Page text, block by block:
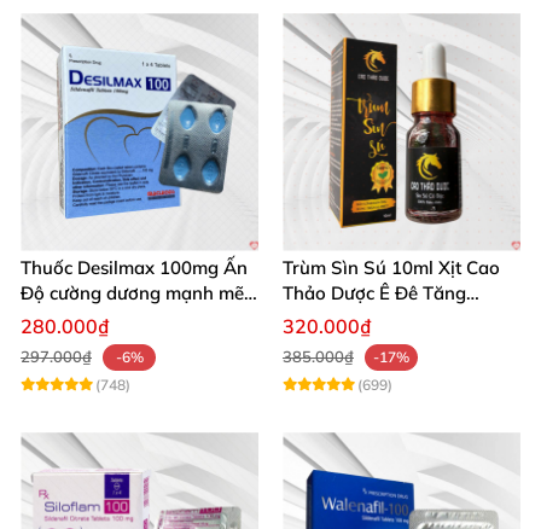
Thuốc Desilmax 100mg Ấn
Độ cường dương mạnh mẽ
tăng sinh lý phái mạnh
280.000₫
297.000₫
-6%
(748)
Trùm Sìn Sú 10ml Xịt Cao
Thảo Dược Ê Đê Tăng
Cường Sinh Lý
320.000₫
385.000₫
-17%
(699)